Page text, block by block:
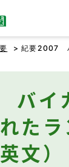
> 紀要2007
イ
た
英文）